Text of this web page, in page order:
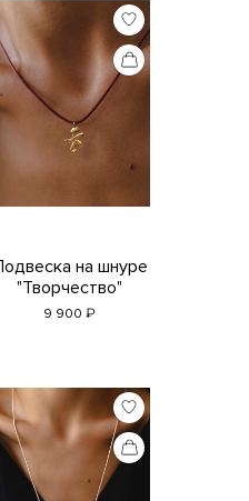
"Творчество"
9 900 ₽